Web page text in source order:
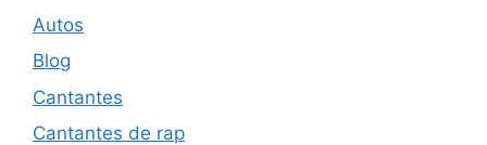
Autos
Blog
Cantantes
Cantantes de rap